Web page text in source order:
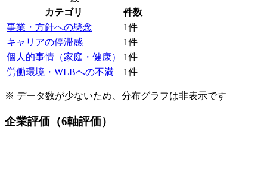
カテゴリ
件数
事業・方針への懸念
1件
キャリアの停滞感
1件
個人的事情（家庭・健康）
1件
労働環境・WLBへの不満
1件
※ データ数が少ないため、分布グラフは非表示です
企業評価（6軸評価）